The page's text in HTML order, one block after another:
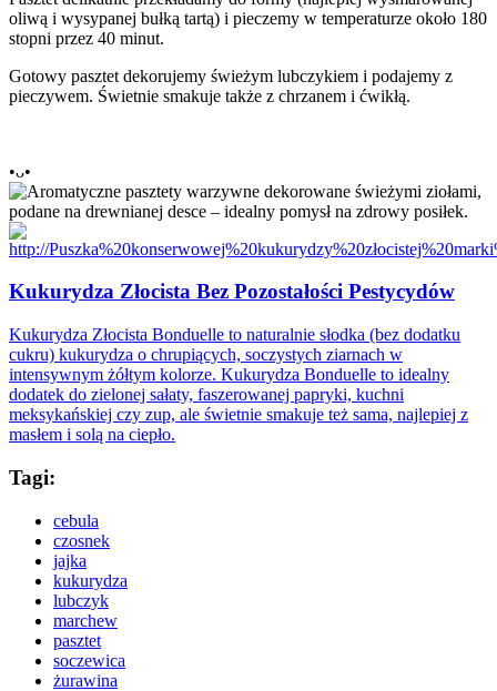
oliwą i wysypanej bułką tartą) i pieczemy w temperaturze około 180
stopni przez 40 minut.
Gotowy pasztet dekorujemy świeżym lubczykiem i podajemy z
pieczywem. Świetnie smakuje także z chrzanem i ćwikłą.
•ᴗ•
Kukurydza Złocista Bez Pozostałości Pestycydów
Kukurydza Złocista Bonduelle to naturalnie słodka (bez dodatku
cukru) kukurydza o chrupiących, soczystych ziarnach w
intensywnym żółtym kolorze. Kukurydza Bonduelle to idealny
dodatek do zielonej sałaty, faszerowanej papryki, kuchni
meksykańskiej czy zup, ale świetnie smakuje też sama, najlepiej z
masłem i solą na ciepło.
Tagi:
cebula
czosnek
jajka
kukurydza
lubczyk
marchew
pasztet
soczewica
żurawina